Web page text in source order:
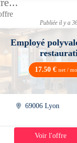
Publiée il y a
Employé
17.50 € net /
69006 Lyon
20h/semaine
Voir l'offre